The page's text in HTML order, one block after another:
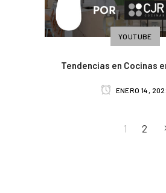
YOUTUBE
Tendencias en Cocinas
ENERO 14,
1 2